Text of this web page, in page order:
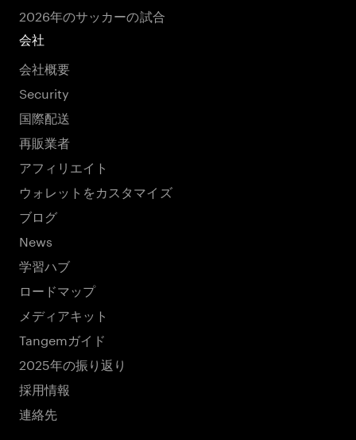
2026年のサッカーの試合
会社
会社概要
Security
国際配送
再販業者
アフィリエイト
ウォレットをカスタマイズ
ブログ
News
学習ハブ
ロードマップ
メディアキット
Tangemガイド
2025年の振り返り
採用情報
連絡先